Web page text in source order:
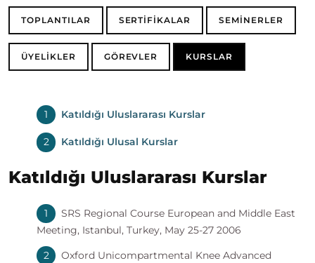
TOPLANTILAR SERTİFİKALAR SEMİNERLER
ÜYELİKLER GÖREVLER KURSLAR
Katıldığı Uluslararası Kurslar
Katıldığı Ulusal Kurslar
Katıldığı Uluslararası Kurslar
SRS Regional Course European and Middle East
Meeting, Istanbul, Turkey, May 25-27 2006
Oxford Unicompartmental Knee Advanced